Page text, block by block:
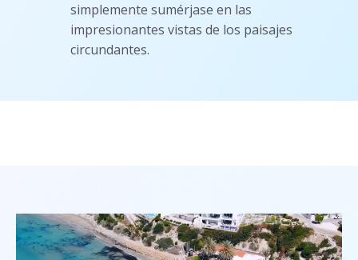
simplemente sumérjase en las
impresionantes vistas de los paisajes
circundantes.